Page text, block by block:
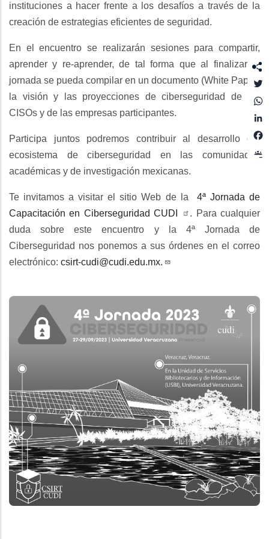
instituciones a hacer frente a los desafíos a través de la
creación de estrategias eficientes de seguridad.
En el encuentro se realizarán sesiones para compartir,
aprender y re-aprender, de tal forma que al finalizar la
jornada se pueda compilar en un documento (White Paper)
la visión y las proyecciones de ciberseguridad de los
CISOs y de las empresas participantes.
Participa juntos podremos contribuir al desarrollo del
ecosistema de ciberseguridad en las comunidades
académicas y de investigación mexicanas.
Te invitamos a visitar el sitio Web de la 4ª Jornada de
Capacitación en Ciberseguridad CUDI
. Para cualquier
duda sobre este encuentro y la 4ª Jornada de
Ciberseguridad nos ponemos a sus órdenes en el correo
electrónico: csirt-cudi@cudi.edu.mx.